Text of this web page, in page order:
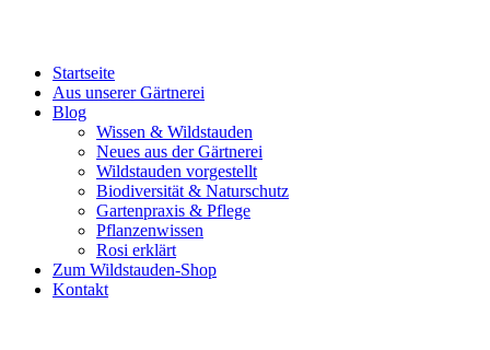
Startseite
Aus unserer Gärtnerei
Blog
Wissen & Wildstauden
Neues aus der Gärtnerei
Wildstauden vorgestellt
Biodiversität & Naturschutz
Gartenpraxis & Pflege
Pflanzenwissen
Rosi erklärt
Zum Wildstauden-Shop
Kontakt